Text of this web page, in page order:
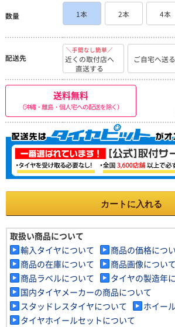
数量 1本 2本 4本
配送先
＼手間なし簡単／
近くの取付店へ
直送する
ご自宅へ送る
送料無料
（沖縄・離島・個人宅への配送を除く）
カートに入れる
取扱い商品について
輸入タイヤについて
商品の価格につ
商品の在庫について
商品画像について
商品ラベルについて
タイヤの製造年
国内タイヤメーカーの商品について
スタッドレスタイヤについて
ホイー
タイヤホイールセットについて